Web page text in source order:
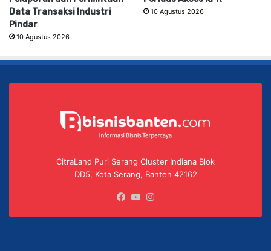
Data Transaksi Industri
Pindar
10 Agustus 2026
10 Agustus 2026
CitraLand Puri Serang Cluster Indiana Blok
DD5, Kota Serang, Banten 42162
Facebook
YouTube